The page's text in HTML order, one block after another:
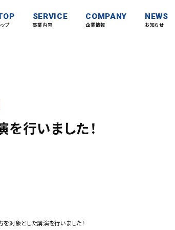
ップ
SERVICE
事業内容
COMPANY
企業情報
NEWS
お知らせ
を行いました！
対象とした講演を行いました！